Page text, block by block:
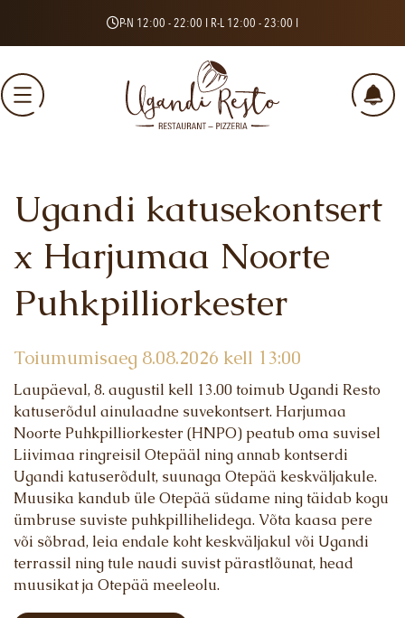
P-N 12:00 - 22:00 I R-L 12:00 - 23:00 I
Eesti keelEnglish
MENÜÜ
LIPUTOA GURMEE
SÜNDMUSED
PRIVAATRUUM
SELTSKONNAD
MEIE LUGU
HEA TEADA
KINKEKAART
Ugandi katusekontsert
x Harjumaa Noorte
Puhkpilliorkester
Toiumumisaeg 8.08.2026 kell 13:00
Laupäeval, 8. augustil kell 13.00 toimub Ugandi Resto
katuserõdul ainulaadne suvekontsert. Harjumaa
Noorte Puhkpilliorkester (HNPO) peatub oma suvisel
Liivimaa ringreisil Otepääl ning annab kontserdi
Ugandi katuserõdult, suunaga Otepää keskväljakule.
Muusika kandub üle Otepää südame ning täidab kogu
ümbruse suviste puhkpillihelidega. Võta kaasa pere
või sõbrad, leia endale koht keskväljakul või Ugandi
terrassil ning tule naudi suvist pärastlõunat, head
muusikat ja Otepää meeleolu.